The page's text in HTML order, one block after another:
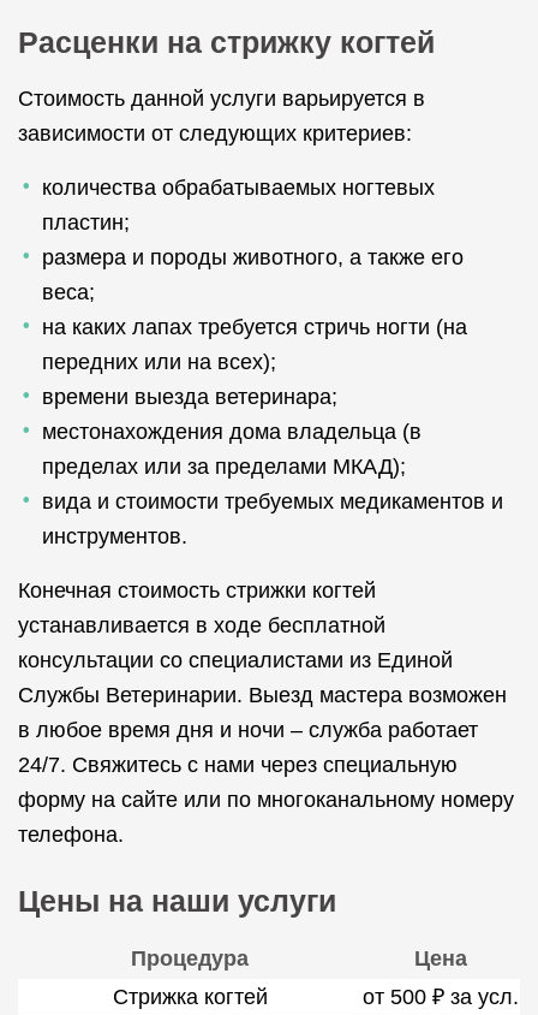
Расценки на стрижку когтей
Стоимость данной услуги варьируется в
зависимости от следующих критериев:
количества обрабатываемых ногтевых
пластин;
размера и породы животного, а также его
веса;
на каких лапах требуется стричь ногти (на
передних или на всех);
времени выезда ветеринара;
местонахождения дома владельца (в
пределах или за пределами МКАД);
вида и стоимости требуемых медикаментов и
инструментов.
Конечная стоимость стрижки когтей
устанавливается в ходе бесплатной
консультации со специалистами из Единой
Службы Ветеринарии. Выезд мастера возможен
в любое время дня и ночи – служба работает
24/7. Свяжитесь с нами через специальную
форму на сайте или по многоканальному номеру
телефона.
Цены на наши услуги
Процедура
Цена
Стрижка когтей
от 500 ₽ за усл.